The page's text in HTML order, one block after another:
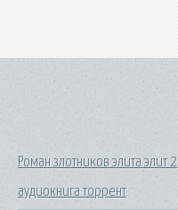
Роман злотников элита элит 2
аудиокнига торрент